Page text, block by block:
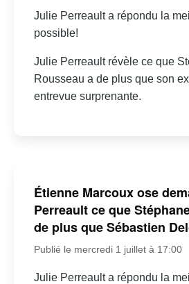
Julie Perreault a répondu la
possible!
Julie Perreault révèle ce que
Rousseau a de plus que son
entrevue surprenante.
Étienne Marcoux ose
Perreault ce que
de plus que Sébastien
Publié le mercredi 1 juillet à 17:00
Julie Perreault a répondu la